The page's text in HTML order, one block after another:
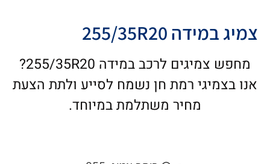
צמיג במידה 255/35R20
מחפש צמיגים לרכב במידה 255/35R20?
אנו בצמיגי רמת חן נשמח לסייע ולתת הצעת
מחיר משתלמת במיוחד.